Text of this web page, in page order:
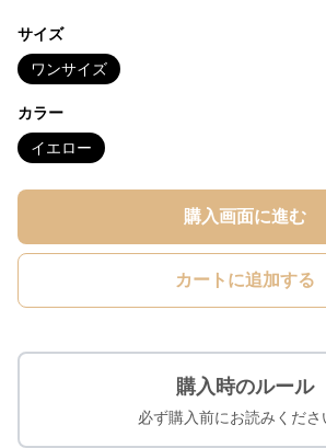
サイズ
ワンサイズ
カラー
イエロー
購入画面に進む
カートに追加する
購入時のルール
必ず購入前にお読みくださ